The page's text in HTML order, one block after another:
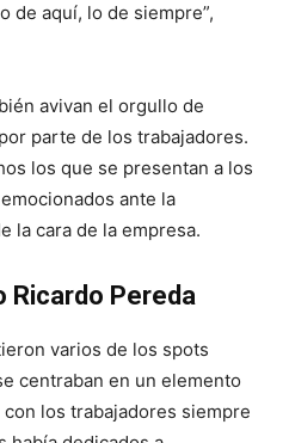
de aquí, lo de siempre”,
avivan el orgullo de
parte de los trabajadores.
los que se presentan a los
ante la
la cara de la empresa.
Ricardo Pereda
varios de los spots
centraban en un elemento
los trabajadores siempre